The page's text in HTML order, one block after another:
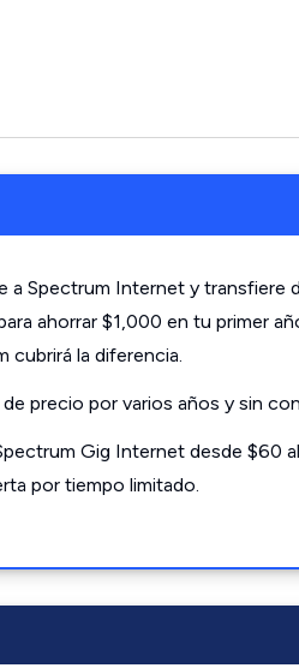
a Spectrum Internet y transfiere
ahorrar $1,000 en tu primer
cubrirá la diferencia.
de precio por varios años y sin
Gig Internet desde $60
por tiempo limitado.